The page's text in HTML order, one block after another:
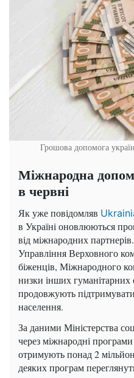
Грошова допомога
Міжнародна
в червні
Як уже повідомляв
в Україні оновлюються
від міжнародних
Управління Верховного
біженців, Міжнародного
низки інших гуманітарних
продовжують підтримувати
населення.
За даними Міністерства
через міжнародні
отримують понад 2
деяких програм